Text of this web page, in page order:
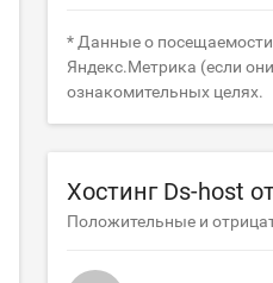
Хостинг Ds-host
Положительные и
* Данные о посещаемости
Яндекс.Метрика (если
ознакомительных целях.